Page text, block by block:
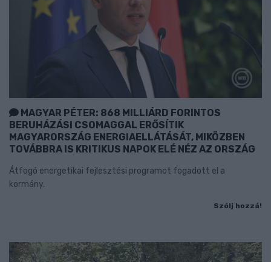
MAGYAR PÉTER: 868 MILLIÁRD FORINTOS
BERUHÁZÁSI CSOMAGGAL ERŐSÍTIK
MAGYARORSZÁG ENERGIAELLÁTÁSÁT, MIKÖZBEN
TOVÁBBRA IS KRITIKUS NAPOK ELÉ NÉZ AZ ORSZÁG
Átfogó energetikai fejlesztési programot fogadott el a
kormány.
Szólj hozzá!